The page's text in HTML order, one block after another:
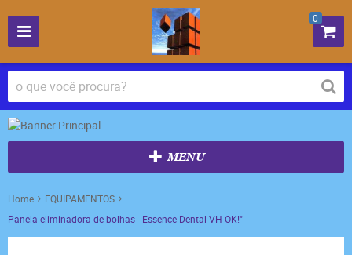
0
MENU
Home
EQUIPAMENTOS
Panela eliminadora de bolhas - Essence Dental VH-OK!"